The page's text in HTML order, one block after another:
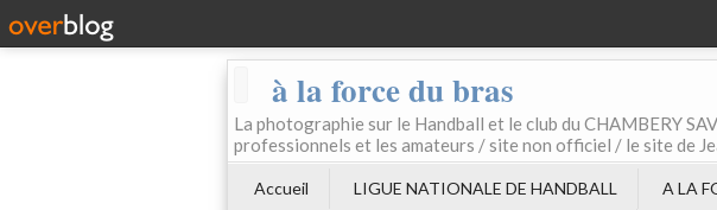
à la force du bras
La photographie sur le Handball et le club du CHAMBERY
professionnels et les amateurs / site non officiel / le site de
Accueil LIGUE NATIONALE DE HANDBALL
A LA